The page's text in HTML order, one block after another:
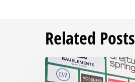
Related Posts
Pressegespräch
vor